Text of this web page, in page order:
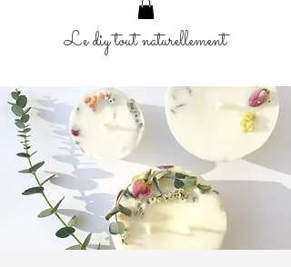
Le diy tout naturellement